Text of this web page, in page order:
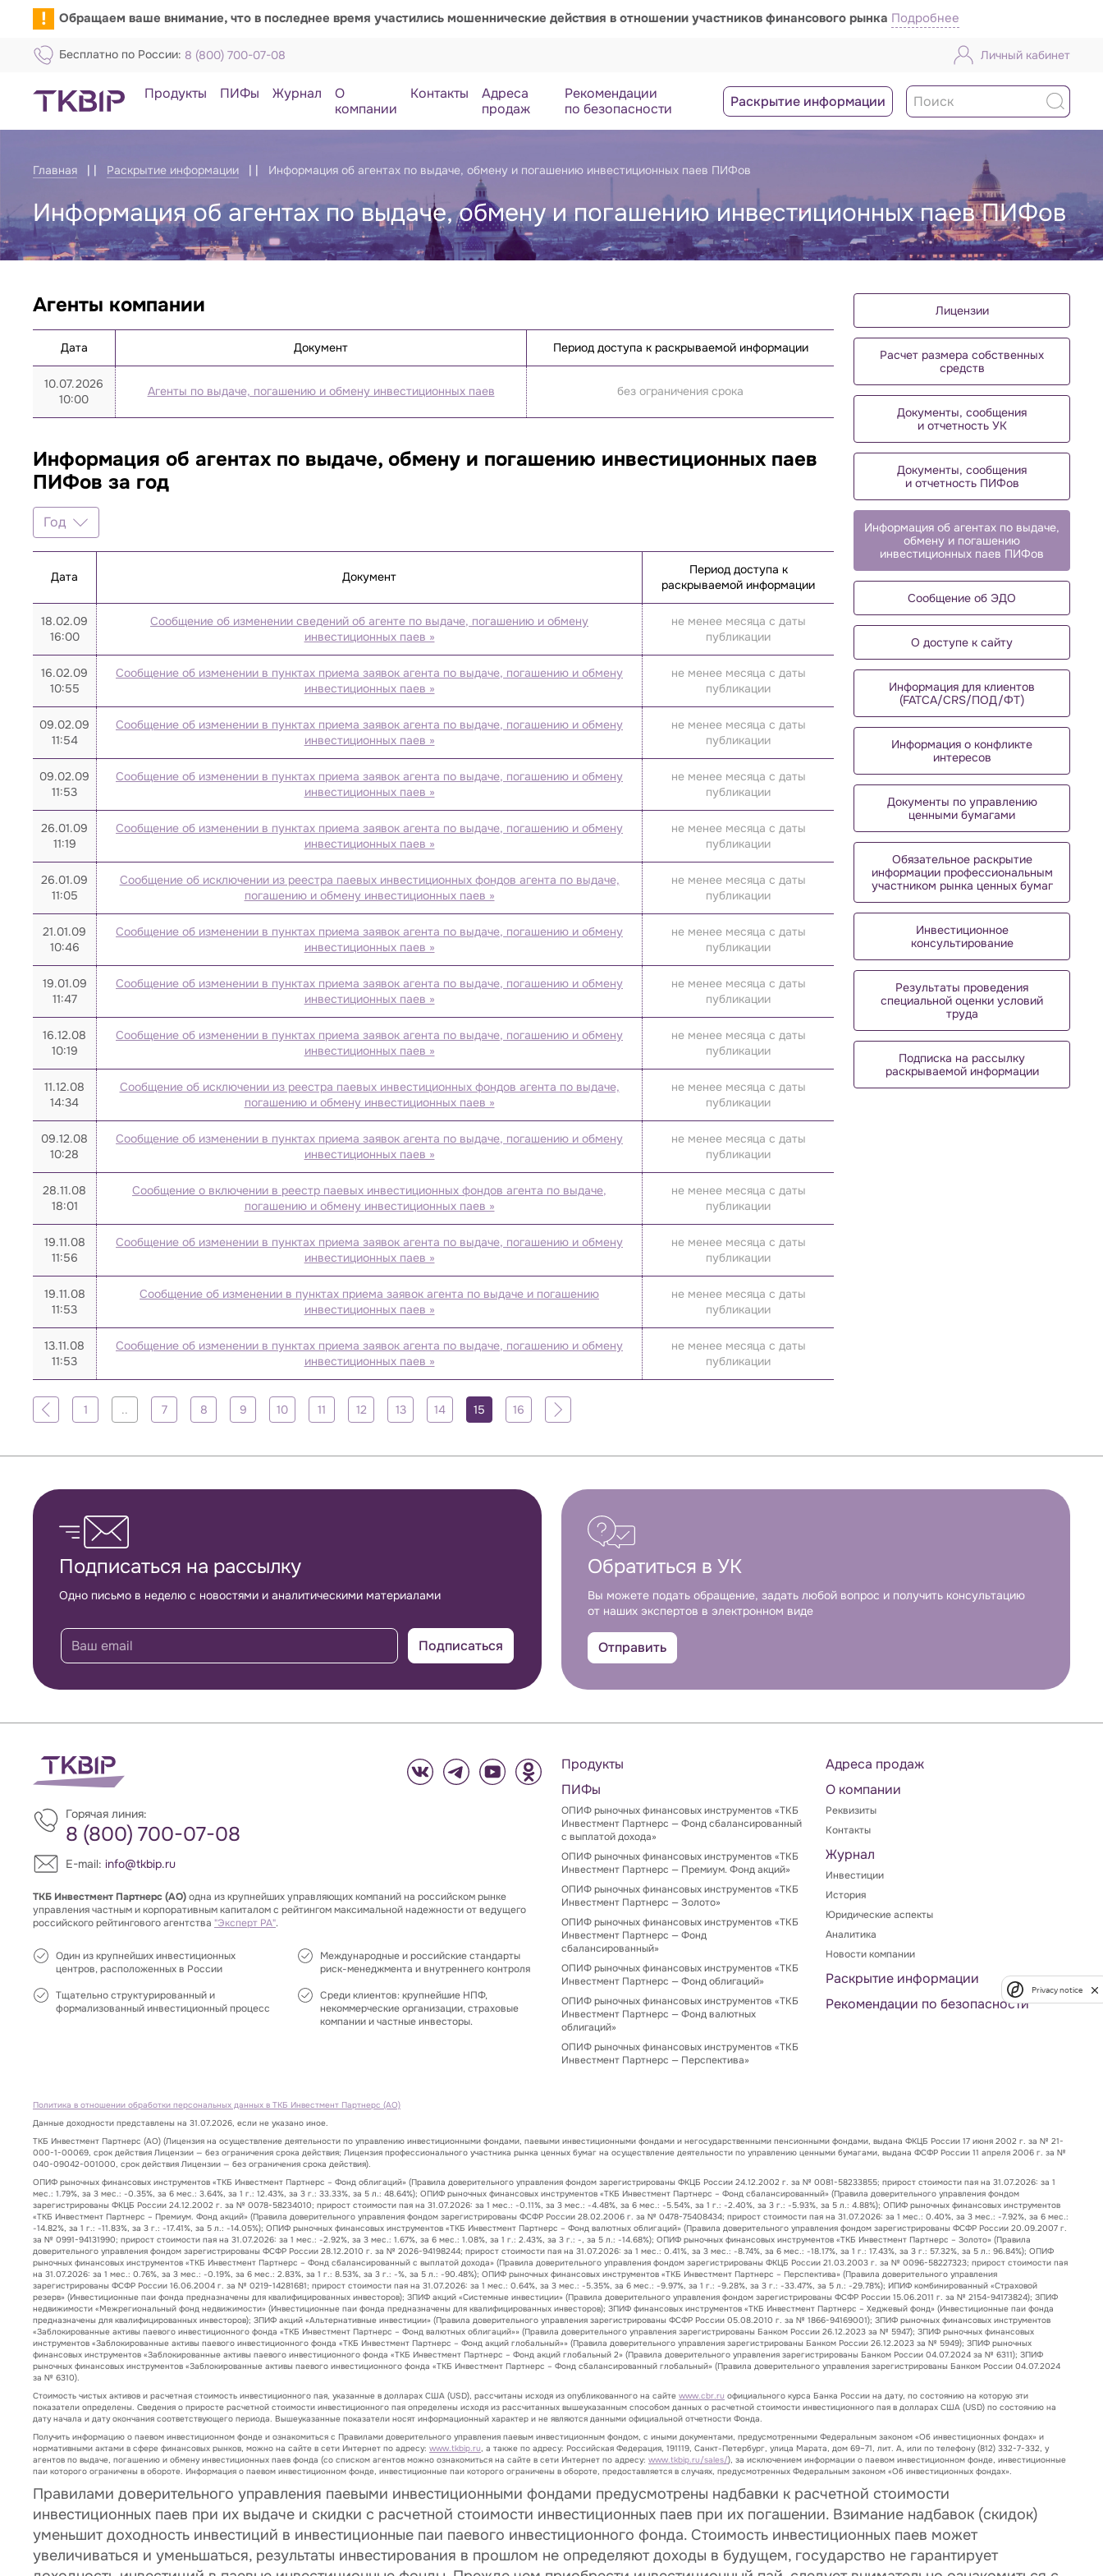
! Обращаем ваше внимание, что в последнее время участились мошеннические действия в отношении участников финансового рынка Подробнее
Бесплатно по России: 8 (800) 700-07-08 Личный кабинет
Продукты ПИФы Журнал
О
компании
Контакты
Адреса
продаж
Рекомендации
по безопасности
Раскрытие информации
Главная Раскрытие информации Информация об агентах по выдаче, обмену и погашению инвестиционных паев ПИФов
Информация об агентах по выдаче, обмену и погашению инвестиционных паев ПИФов
Отчёты
Агенты компании
Дата Документ Период доступа к раскрываемой информации
10.07.2026
10:00
Агенты по выдаче, погашению и обмену инвестиционных паев без ограничения срока
Информация об агентах по выдаче, обмену и погашению инвестиционных паев
ПИФов за год
Год
Год
2026
2025
2021
2020
2019
2018
2017
2016
2015
2014
2013
2012
2011
2010
2009
2008
Дата Документ
Период доступа к
раскрываемой информации
18.02.09
16:00
Сообщение об изменении сведений об агенте по выдаче, погашению и обмену
инвестиционных паев »
не менее месяца с даты
публикации
16.02.09
10:55
Сообщение об изменении в пунктах приема заявок агента по выдаче, погашению и обмену
инвестиционных паев »
не менее месяца с даты
публикации
09.02.09
11:54
Сообщение об изменении в пунктах приема заявок агента по выдаче, погашению и обмену
инвестиционных паев »
не менее месяца с даты
публикации
09.02.09
11:53
Сообщение об изменении в пунктах приема заявок агента по выдаче, погашению и обмену
инвестиционных паев »
не менее месяца с даты
публикации
26.01.09
11:19
Сообщение об изменении в пунктах приема заявок агента по выдаче, погашению и обмену
инвестиционных паев »
не менее месяца с даты
публикации
26.01.09
11:05
Сообщение об исключении из реестра паевых инвестиционных фондов агента по выдаче,
погашению и обмену инвестиционных паев »
не менее месяца с даты
публикации
21.01.09
10:46
Сообщение об изменении в пунктах приема заявок агента по выдаче, погашению и обмену
инвестиционных паев »
не менее месяца с даты
публикации
19.01.09
11:47
Сообщение об изменении в пунктах приема заявок агента по выдаче, погашению и обмену
инвестиционных паев »
не менее месяца с даты
публикации
16.12.08
10:19
Сообщение об изменении в пунктах приема заявок агента по выдаче, погашению и обмену
инвестиционных паев »
не менее месяца с даты
публикации
11.12.08
14:34
Сообщение об исключении из реестра паевых инвестиционных фондов агента по выдаче,
погашению и обмену инвестиционных паев »
не менее месяца с даты
публикации
09.12.08
10:28
Сообщение об изменении в пунктах приема заявок агента по выдаче, погашению и обмену
инвестиционных паев »
не менее месяца с даты
публикации
28.11.08
18:01
Сообщение о включении в реестр паевых инвестиционных фондов агента по выдаче,
погашению и обмену инвестиционных паев »
не менее месяца с даты
публикации
19.11.08
11:56
Сообщение об изменении в пунктах приема заявок агента по выдаче, погашению и обмену
инвестиционных паев »
не менее месяца с даты
публикации
19.11.08
11:53
Сообщение об изменении в пунктах приема заявок агента по выдаче и погашению
инвестиционных паев »
не менее месяца с даты
публикации
13.11.08
11:53
Сообщение об изменении в пунктах приема заявок агента по выдаче, погашению и обмену
инвестиционных паев »
не менее месяца с даты
публикации
1 .. 7 8 9 10 11 12 13 14 15 16
Лицензии
Расчет размера собственных
средств
Документы, сообщения
и отчетность УК
Документы, сообщения
и отчетность ПИФов
Информация об агентах по выдаче,
обмену и погашению
инвестиционных паев ПИФов
Сообщение об ЭДО
О доступе к сайту
Информация для клиентов
(FATCA/CRS/ПОД/ФТ)
Информация о конфликте
интересов
Документы по управлению
ценными бумагами
Обязательное раскрытие
информации профессиональным
участником рынка ценных бумаг
Инвестиционное
консультирование
Результаты проведения
специальной оценки условий
труда
Подписка на рассылку
раскрываемой информации
Обратная связь
Подписаться на рассылку
Одно письмо в неделю с новостями и аналитическими материалами
Подписаться
Обратиться в УК
Вы можете подать обращение, задать любой вопрос и получить консультацию
от наших экспертов в электронном виде
Отправить
Горячая линия:
8 (800) 700-07-08
E-mail: info@tkbip.ru
ТКБ Инвестмент Партнерс (АО)одна из крупнейших управляющих компаний на российском рынке
управления частным и корпоративным капиталом с рейтингом максимальной надежности от ведущего
российского рейтингового агентства "Эксперт РА".
Один из крупнейших инвестиционных
центров, расположенных в России
Тщательно структурированный и
формализованный инвестиционный процесс
Международные и российские стандарты
риск-менеджмента и внутреннего контроля
Среди клиентов: крупнейшие НПФ,
некоммерческие организации, страховые
компании и частные инвесторы.
Продукты
ПИФы
ОПИФ рыночных финансовых инструментов «ТКБ
Инвестмент Партнерс — Фонд сбалансированный
с выплатой дохода»
ОПИФ рыночных финансовых инструментов «ТКБ
Инвестмент Партнерс — Премиум. Фонд акций»
ОПИФ рыночных финансовых инструментов «ТКБ
Инвестмент Партнерс — Золото»
ОПИФ рыночных финансовых инструментов «ТКБ
Инвестмент Партнерс — Фонд
сбалансированный»
ОПИФ рыночных финансовых инструментов «ТКБ
Инвестмент Партнерс — Фонд облигаций»
ОПИФ рыночных финансовых инструментов «ТКБ
Инвестмент Партнерс — Фонд валютных
облигаций»
ОПИФ рыночных финансовых инструментов «ТКБ
Инвестмент Партнерс — Перспектива»
Адреса продаж
О компании
Реквизиты
Контакты
Журнал
Инвестиции
История
Юридические аспекты
Аналитика
Новости компании
Раскрытие информации
Рекомендации по безопасности
Политика в отношении обработки персональных данных в ТКБ Инвестмент Партнерс (АО)
Данные доходности представлены на 31.07.2026, если не указано иное.
ТКБ Инвестмент Партнерс (АО) (Лицензия на осуществление деятельности по управлению инвестиционными фондами, паевыми инвестиционными фондами и негосударственными пенсионными фондами, выдана ФКЦБ России 17 июня 2002 г. за № 21-
000-1-00069, срок действия Лицензии — без ограничения срока действия; Лицензия профессионального участника рынка ценных бумаг на осуществление деятельности по управлению ценными бумагами, выдана ФСФР России 11 апреля 2006 г. за №
040-09042-001000, срок действия Лицензии — без ограничения срока действия).
ОПИФ рыночных финансовых инструментов «ТКБ Инвестмент Партнерс – Фонд облигаций» (Правила доверительного управления фондом зарегистрированы ФКЦБ России 24.12.2002 г. за № 0081-58233855; прирост стоимости пая на 31.07.2026: за 1
мес.: 1.79%, за 3 мес.: -0.35%, за 6 мес.: 3.64%, за 1 г.: 12.43%, за 3 г.: 33.33%, за 5 л.: 48.64%); ОПИФ рыночных финансовых инструментов «ТКБ Инвестмент Партнерс – Фонд сбалансированный» (Правила доверительного управления фондом
зарегистрированы ФКЦБ России 24.12.2002 г. за № 0078-58234010; прирост стоимости пая на 31.07.2026: за 1 мес.: -0.11%, за 3 мес.: -4.48%, за 6 мес.: -5.54%, за 1 г.: -2.40%, за 3 г.: -5.93%, за 5 л.: 4.88%); ОПИФ рыночных финансовых инструментов
«ТКБ Инвестмент Партнерс – Премиум. Фонд акций» (Правила доверительного управления фондом зарегистрированы ФСФР России 28.02.2006 г. за № 0478-75408434; прирост стоимости пая на 31.07.2026: за 1 мес.: 0.40%, за 3 мес.: -7.92%, за 6 мес.:
-14.82%, за 1 г.: -11.83%, за 3 г.: -17.41%, за 5 л.: -14.05%); ОПИФ рыночных финансовых инструментов «ТКБ Инвестмент Партнерс – Фонд валютных облигаций» (Правила доверительного управления фондом зарегистрированы ФСФР России 20.09.2007 г.
за № 0991-94131990; прирост стоимости пая на 31.07.2026: за 1 мес.: -2.92%, за 3 мес.: 1.67%, за 6 мес.: 1.08%, за 1 г.: 2.43%, за 3 г.: -, за 5 л.: -14.68%); ОПИФ рыночных финансовых инструментов «ТКБ Инвестмент Партнерс – Золото» (Правила
доверительного управления фондом зарегистрированы ФСФР России 28.12.2010 г. за № 2026-94198244; прирост стоимости пая на 31.07.2026: за 1 мес.: 0.41%, за 3 мес.: -8.74%, за 6 мес.: -18.17%, за 1 г.: 17.43%, за 3 г.: 57.32%, за 5 л.: 96.84%); ОПИФ
рыночных финансовых инструментов «ТКБ Инвестмент Партнерс – Фонд сбалансированный с выплатой дохода» (Правила доверительного управления фондом зарегистрированы ФКЦБ России 21.03.2003 г. за № 0096-58227323; прирост стоимости пая
на 31.07.2026: за 1 мес.: 0.76%, за 3 мес.: -0.19%, за 6 мес.: 2.83%, за 1 г.: 8.53%, за 3 г.: -%, за 5 л.: -90.48%); ОПИФ рыночных финансовых инструментов «ТКБ Инвестмент Партнерс – Перспектива» (Правила доверительного управления
зарегистрированы ФСФР России 16.06.2004 г. за № 0219-14281681; прирост стоимости пая на 31.07.2026: за 1 мес.: 0.64%, за 3 мес.: -5.35%, за 6 мес.: -9.97%, за 1 г.: -9.28%, за 3 г.: -33.47%, за 5 л.: -29.78%); ИПИФ комбинированный «Страховой
резерв» (Инвестиционные паи фонда предназначены для квалифицированных инвесторов); ЗПИФ акций «Системные инвестиции» (Правила доверительного управления фондом зарегистрированы ФСФР России 15.06.2011 г. за № 2154-94173824); ЗПИФ
недвижимости «Межрегиональный фонд недвижимости» (Инвестиционные паи фонда предназначены для квалифицированных инвесторов); ЗПИФ финансовых инструментов «ТКБ Инвестмент Партнерс – Хеджевый фонд» (Инвестиционные паи фонда
предназначены для квалифицированных инвесторов); ЗПИФ акций «Альтернативные инвестиции» (Правила доверительного управления зарегистрированы ФСФР России 05.08.2010 г. за № 1866-94169001); ЗПИФ рыночных финансовых инструментов
«Заблокированные активы паевого инвестиционного фонда «ТКБ Инвестмент Партнерс – Фонд валютных облигаций»» (Правила доверительного управления зарегистрированы Банком России 26.12.2023 за № 5947); ЗПИФ рыночных финансовых
инструментов «Заблокированные активы паевого инвестиционного фонда «ТКБ Инвестмент Партнерс – Фонд акций глобальный»» (Правила доверительного управления зарегистрированы Банком России 26.12.2023 за № 5949); ЗПИФ рыночных
финансовых инструментов «Заблокированные активы паевого инвестиционного фонда «ТКБ Инвестмент Партнерс – Фонд акций глобальный 2» (Правила доверительного управления зарегистрированы Банком России 04.07.2024 за № 6311); ЗПИФ
рыночных финансовых инструментов «Заблокированные активы паевого инвестиционного фонда «ТКБ Инвестмент Партнерс – Фонд сбалансированный глобальный» (Правила доверительного управления зарегистрированы Банком России 04.07.2024
за № 6310).
Стоимость чистых активов и расчетная стоимость инвестиционного пая, указанные в долларах США (USD), рассчитаны исходя из опубликованного на сайте www.cbr.ru официального курса Банка России на дату, по состоянию на которую эти
показатели определены. Сведения о приросте расчетной стоимости инвестиционного пая определены исходя из рассчитанных вышеуказанным способом данных о расчетной стоимости инвестиционного пая в долларах США (USD) по состоянию на
дату начала и дату окончания соответствующего периода. Вышеуказанные показатели носят информационный характер и не являются данными официальной отчетности Фонда.
Получить информацию о паевом инвестиционном фонде и ознакомиться с Правилами доверительного управления паевым инвестиционным фондом, с иными документами, предусмотренными Федеральным законом «Об инвестиционных фондах» и
нормативными актами в сфере финансовых рынков, можно на сайте в сети Интернет по адресу: www.tkbip.ru, а также по адресу: Российская Федерация, 191119, Санкт-Петербург, улица Марата, дом 69–71, лит. А, или по телефону (812) 332-7-332, у
агентов по выдаче, погашению и обмену инвестиционных паев фонда (со списком агентов можно ознакомиться на сайте в сети Интернет по адресу: www.tkbip.ru/sales/), за исключением информации о паевом инвестиционном фонде, инвестиционные
паи которого ограничены в обороте. Информация о паевом инвестиционном фонде, инвестиционные паи которого ограничены в обороте, предоставляется в случаях, предусмотренных Федеральным законом «Об инвестиционных фондах».
Правилами доверительного управления паевыми инвестиционными фондами предусмотрены надбавки к расчетной стоимости
инвестиционных паев при их выдаче и скидки с расчетной стоимости инвестиционных паев при их погашении. Взимание надбавок (скидок)
уменьшит доходность инвестиций в инвестиционные паи паевого инвестиционного фонда. Стоимость инвестиционных паев может
увеличиваться и уменьшаться, результаты инвестирования в прошлом не определяют доходы в будущем, государство не гарантирует
Privacy notice